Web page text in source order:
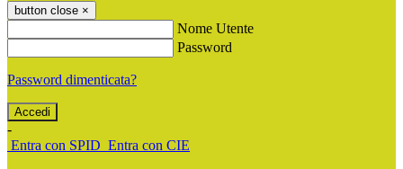
button close ×
Nome Utente
Password
Password dimenticata?
-
Entra con SPID Entra con CIE